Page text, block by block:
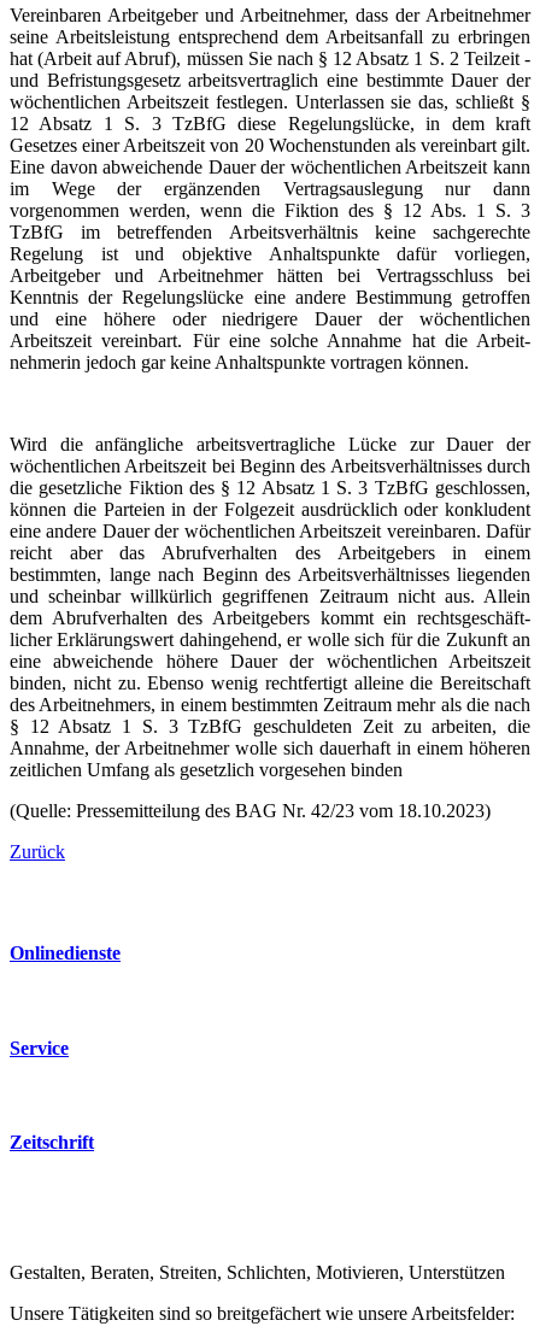
Vereinbaren Arbeitgeber und Arbeit­nehmer, dass der Arbeit­nehmer
seine Arbeits­leistung entsprechend dem Arbeits­anfall zu erbringen
hat (Arbeit auf Abruf), müssen Sie nach § 12 Absatz 1 S. 2 Teilzeit -
und Befris­tungs­gesetz arbeits­ver­traglich eine bestimmte Dauer der
wöchent­lichen Arbeitszeit festlegen. Unterlassen sie das, schließt §
12 Absatz 1 S. 3 TzBfG diese Regelungslücke, in dem kraft
Gesetzes einer Arbeitszeit von 20 Wochen­stunden als vereinbart gilt.
Eine davon abweichende Dauer der wöchent­lichen Arbeitszeit kann
im Wege der ergänzenden Vertrags­aus­legung nur dann
vorgenommen werden, wenn die Fiktion des § 12 Abs. 1 S. 3
TzBfG im betref­fenden Arbeits­ver­hältnis keine sachge­rechte
Regelung ist und objektive Anhalts­punkte dafür vorliegen,
Arbeitgeber und Arbeit­nehmer hätten bei Vertrags­schluss bei
Kenntnis der Regelungslücke eine andere Bestimmung getroffen
und eine höhere oder niedrigere Dauer der wöchent­lichen
Arbeitszeit vereinbart. Für eine solche Annahme hat die Arbeit­
nehmerin jedoch gar keine Anhalts­punkte vortragen können.
Wird die anfängliche arbeits­ver­tragliche Lücke zur Dauer der
wöchent­lichen Arbeitszeit bei Beginn des Arbeits­ver­hält­nisses durch
die gesetzliche Fiktion des § 12 Absatz 1 S. 3 TzBfG geschlossen,
können die Parteien in der Folgezeit ausdrücklich oder konkludent
eine andere Dauer der wöchent­lichen Arbeitszeit vereinbaren. Dafür
reicht aber das Abrufver­halten des Arbeit­gebers in einem
bestimmten, lange nach Beginn des Arbeits­ver­hält­nisses liegenden
und scheinbar willkürlich gegriffenen Zeitraum nicht aus. Allein
dem Abrufver­halten des Arbeit­gebers kommt ein rechts­ge­schäft­
licher Erklärungswert dahingehend, er wolle sich für die Zukunft an
eine abweichende höhere Dauer der wöchent­lichen Arbeitszeit
binden, nicht zu. Ebenso wenig rechtfertigt alleine die Bereit­schaft
des Arbeit­nehmers, in einem bestimmten Zeitraum mehr als die nach
§ 12 Absatz 1 S. 3 TzBfG geschuldeten Zeit zu arbeiten, die
Annahme, der Arbeit­nehmer wolle sich dauerhaft in einem höheren
zeitlichen Umfang als gesetzlich vorgesehen binden
(Quelle: Presse­mit­teilung des BAG Nr. 42/23 vom 18.10.2023)
Zurück
Online­dienste
Service
Zeitschrift
Gestalten, Beraten, Streiten, Schlichten, Motivieren, Unterstützen
Unsere Tätigkeiten sind so breitge­fächert wie unsere Arbeits­felder: